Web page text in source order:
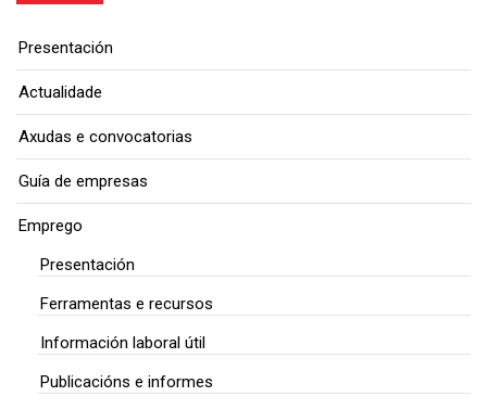
Presentación
Actualidade
Axudas e convocatorias
Guía de empresas
Emprego
Presentación
Ferramentas e recursos
Información laboral útil
Publicacións e informes